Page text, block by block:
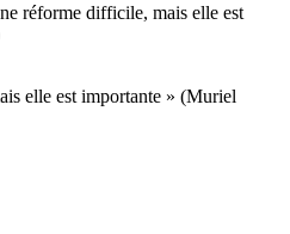
réforme difficile, mais elle est
elle est importante » (Muriel